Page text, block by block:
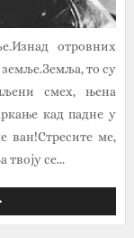
отровних
то су
смех, њена
кад падне у
ван!Стресите ме,
твоју се...